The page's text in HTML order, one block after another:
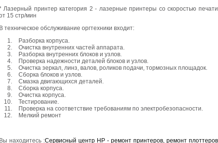
Лазерный принтер категория 2 - лазерные принтеры со скоростью печати
15 стр/мин
В техническое обслуживание оргтехники входит:
Разборка корпуса.
Очистка внутренних частей аппарата.
Разборка внутренних блоков и узлов.
Проверка надежности деталей блоков и узлов.
Очистка зеркал, линз, валов, роликов подачи, тормозных площадок.
Сборка блоков и узлов.
Смазка двигающихся деталей.
Сборка корпуса.
Очистка корпуса.
Тестирование.
Проверка на соответствие требованиям по электробезопасности.
Мелкий ремонт
Вы находитесь :Сервисный центр HP - ремонт принтеров, ремонт плоттеров